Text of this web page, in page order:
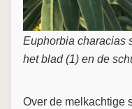
Euphorbia characias
het blad (1) en de
Over de melkachtige